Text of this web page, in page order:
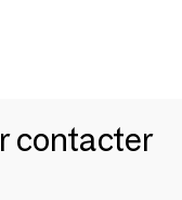
contacter